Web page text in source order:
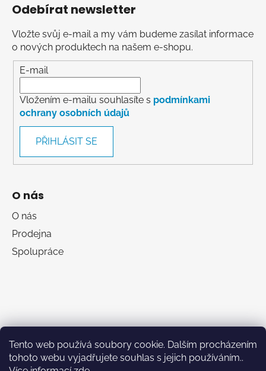
Tento web používá soubory cookie. Dalším procházením
tohoto webu vyjadřujete souhlas s jejich používáním..
Odebírat newsletter
Vložte svůj e-mail a my vám budeme zasílat informace
o nových produktech na našem e-shopu.
E-mail
Vložením e-mailu souhlasíte s podmínkami
ochrany osobních údajů
PŘIHLÁSIT SE
O nás
O nás
Prodejna
Spolupráce